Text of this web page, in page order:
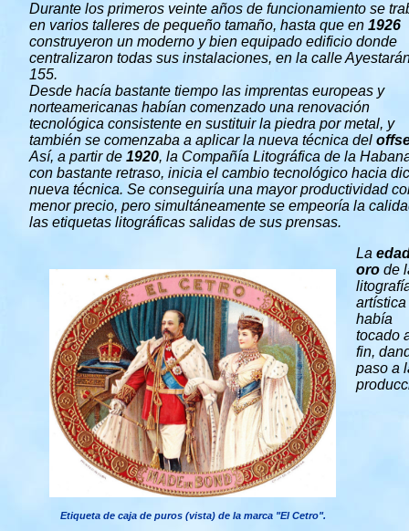
Durante los primeros veinte años de funcionamiento se
en varios talleres de pequeño tamaño, hasta que en 1926
construyeron un moderno y bien equipado edificio donde
centralizaron todas sus instalaciones, en la calle
155.
Desde hacía bastante tiempo las imprentas europeas y
norteamericanas habían comenzado una renovación
tecnológica consistente en sustituir la piedra por metal, y
también se comenzaba a aplicar la nueva técnica del
Así, a partir de 1920, la Compañía Litográfica de la
con bastante retraso, inicia el cambio tecnológico hacia
nueva técnica. Se conseguiría una mayor productividad
menor precio, pero simultáneamente se empeoría la
las etiquetas litográficas salidas de sus prensas.
Etiqueta de caja de puros (vista) de la marca "El Cetro".
La
oro de
artística
había
tocado
fin,
paso a